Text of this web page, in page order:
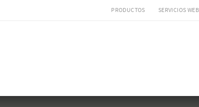
PRODUCTOS SERVICIOS